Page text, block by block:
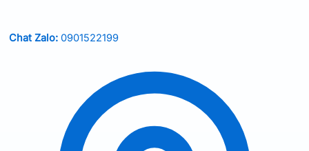
Chat Zalo: 0901522199